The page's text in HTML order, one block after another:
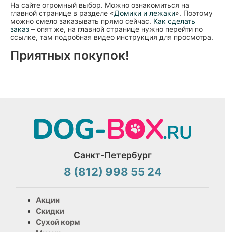
На сайте огромный выбор. Можно ознакомиться на
главной странице в разделе «Домики и лежаки». Поэтому
можно смело заказывать прямо сейчас. Как сделать
заказ – опят же, на главной странице нужно перейти по
ссылке, там подробная видео инструкция для просмотра.
Приятных покупок!
Санкт-Петербург
8 (812) 998 55 24
Акции
Скидки
Сухой корм